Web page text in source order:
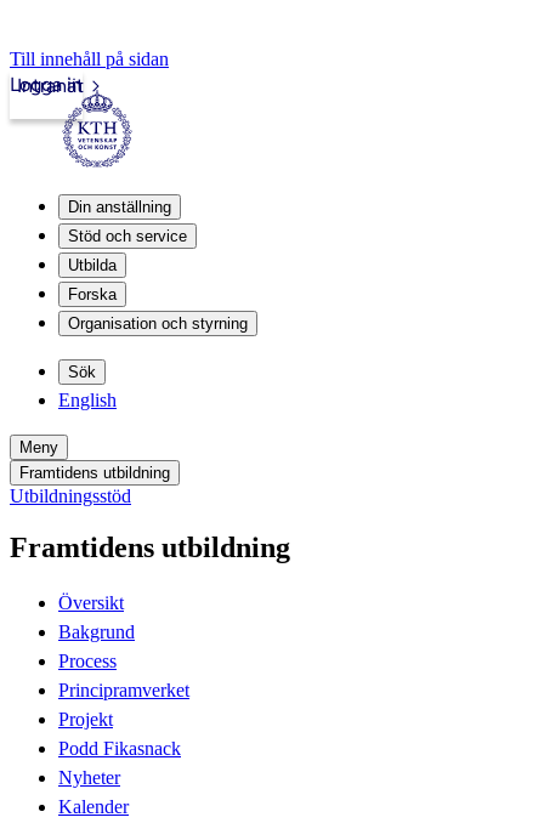
Till innehåll på sidan
Intranät
Logga in
Din anställning
Stöd och service
Utbilda
Forska
Organisation och styrning
Sök
English
Meny
Framtidens utbildning
Utbildningsstöd
Framtidens utbildning
Översikt
Bakgrund
Process
Principramverket
Projekt
Podd Fikasnack
Nyheter
Kalender